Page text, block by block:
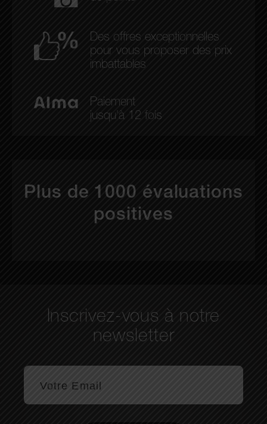
Des offres exceptionnelles
pour vous proposer des prix
imbattables
Paiement
jusqu'à 12 fois
Plus de 1000 évaluations
positives
Inscrivez-vous à notre
newsletter